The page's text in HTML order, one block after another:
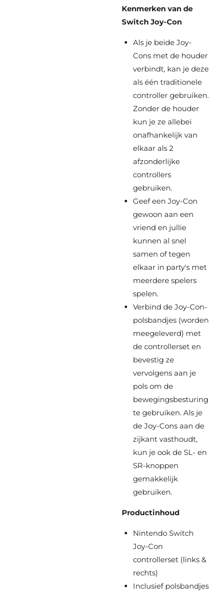
Kenmerken van de
Switch Joy-Con
Als je beide Joy-
Cons met de houder
verbindt, kan je deze
als één traditionele
controller gebruiken.
Zonder de houder
kun je ze allebei
onafhankelijk van
elkaar als 2
afzonderlijke
controllers
gebruiken.
Geef een Joy-Con
gewoon aan een
vriend en jullie
kunnen al snel
samen of tegen
elkaar in party's met
meerdere spelers
spelen.
Verbind de Joy-Con-
polsbandjes (worden
meegeleverd) met
de controllerset en
bevestig ze
vervolgens aan je
pols om de
bewegingsbesturing
te gebruiken. Als je
de Joy-Cons aan de
zijkant vasthoudt,
kun je ook de SL- en
SR-knoppen
gemakkelijk
gebruiken.
Productinhoud
Nintendo Switch
Joy-Con
controllerset (links &
rechts)
Inclusief polsbandjes